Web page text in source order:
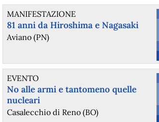
MANIFESTAZIONE
81 anni da Hiroshima e Nagasaki
Aviano (PN)
EVENTO
No alle armi e tantomeno quelle
nucleari
Casalecchio di Reno (BO)